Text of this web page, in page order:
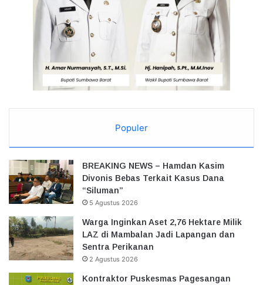
Populer
BREAKING NEWS – Hamdan Kasim
Divonis Bebas Terkait Kasus Dana
“Siluman”
5 Agustus 2026
Warga Inginkan Aset 2,76 Hektare Milik
LAZ di Mambalan Jadi Lapangan dan
Sentra Perikanan
2 Agustus 2026
Kontraktor Puskesmas Pagesangan